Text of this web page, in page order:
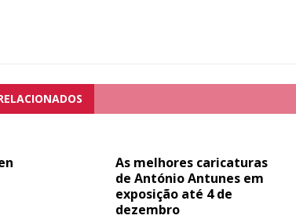
As melhores caricaturas
de António Antunes em
exposição até 4 de
dezembro